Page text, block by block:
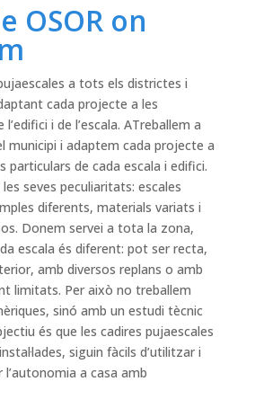
OSOR on
a tots els districtes i
cada projecte a les
i de l’escala. ATreballem a
municipi i adaptem cada projecte a
particulars de cada escala i edifici.
seves peculiaritats: escales
diferents, materials variats i
Donem servei a tota la zona,
escala és diferent: pot ser recta,
amb diversos replans o amb
limitats. Per això no treballem
sinó amb un estudi tècnic
és que les cadires pujaescales
siguin fàcils d’utilitzar i
a casa amb